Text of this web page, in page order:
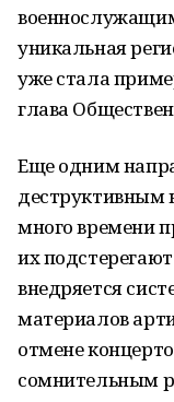
уникальная
уже стала
глава
Еще одним
деструктивным
много времени
их
внедряется
материалов
отмене
сомнительным